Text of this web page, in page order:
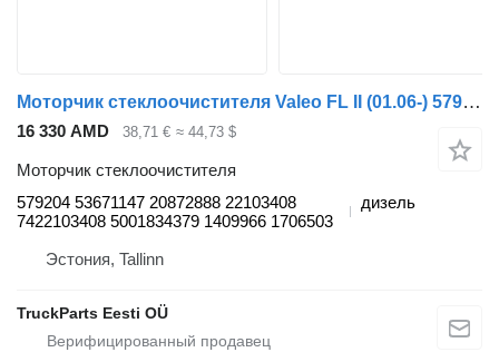
Моторчик стеклоочистителя Valeo FL II (01.06-) 579204 53671147 для тягача Volvo FL, FE (2005-2014)
16 330 AMD 38,71 € ≈ 44,73 $
Моторчик стеклоочистителя
579204 53671147 20872888 22103408
7422103408 5001834379 1409966 1706503
дизель
Эстония, Tallinn
TruckParts Eesti OÜ